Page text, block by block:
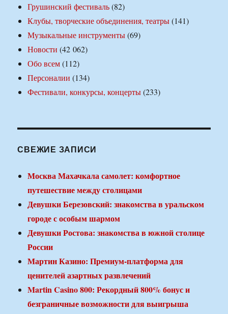
Грушинский фестиваль(82)
Клубы, творческие объединения, театры(141)
Музыкальные инструменты(69)
Новости (42 062)
Обо всем(112)
Персоналии (134)
Фестивали, конкурсы, концерты(233)
СВЕЖИЕ ЗАПИСИ
Москва Махачкала самолет: комфортное
путешествие между столицами
Девушки Березовский: знакомства в уральском
городе с особым шармом
Девушки Ростова: знакомства в южной столице
России
Мартин Казино: Премиум-платформа для
ценителей азартных развлечений
Martin Casino 800: Рекордный 800% бонус и
безграничные возможности для выигрыша